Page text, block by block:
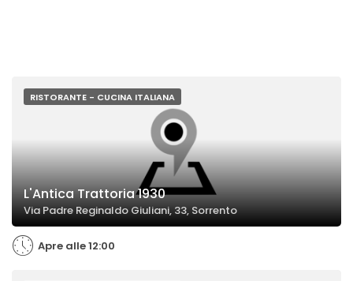
RISTORANTE - CUCINA ITALIANA
L'Antica Trattoria 1930
Via Padre Reginaldo Giuliani, 33, Sorrento
Apre alle 12:00